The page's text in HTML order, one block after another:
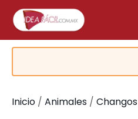
Inicio / Animales / Changos